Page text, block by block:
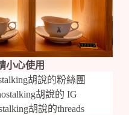
小心使用
胡說的粉絲團
胡說的 IG
胡說的threads